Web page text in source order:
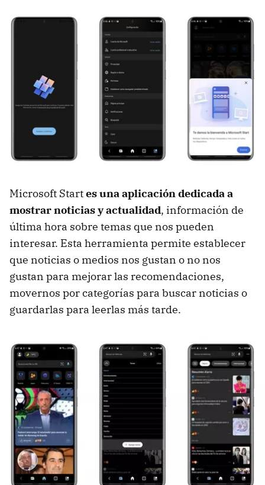
Microsoft Startes una aplicación dedicada a
mostrar noticias y actualidad, información de
última hora sobre temas que nos pueden
interesar. Esta herramienta permite establecer
que noticias o medios nos gustan o no nos
gustan para mejorar las recomendaciones,
movernos por categorías para buscar noticias o
guardarlas para leerlas más tarde.